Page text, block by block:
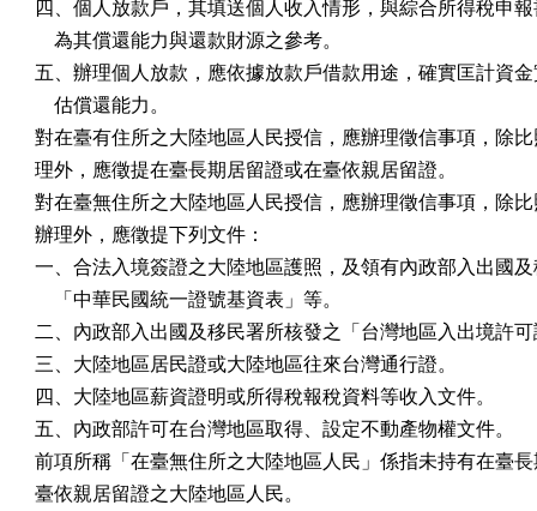
四、個人放款戶，其填送個人收入情形，與綜合所得稅申
    為其償還能力與還款財源之參考。
五、辦理個人放款，應依據放款戶借款用途，確實匡計資
    估償還能力。
對在臺有住所之大陸地區人民授信，應辦理徵信事項，除
理外，應徵提在臺長期居留證或在臺依親居留證。
對在臺無住所之大陸地區人民授信，應辦理徵信事項，除
辦理外，應徵提下列文件：
一、合法入境簽證之大陸地區護照，及領有內政部入出國
    「中華民國統一證號基資表」等。
二、內政部入出國及移民署所核發之「台灣地區入出境許
三、大陸地區居民證或大陸地區往來台灣通行證。
四、大陸地區薪資證明或所得稅報稅資料等收入文件。
五、內政部許可在台灣地區取得、設定不動產物權文件。
前項所稱「在臺無住所之大陸地區人民」係指未持有在臺
臺依親居留證之大陸地區人民。